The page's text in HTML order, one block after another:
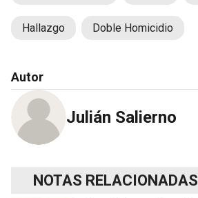
Hallazgo Doble Homicidio
Autor
Julián Salierno
NOTAS RELACIONADAS